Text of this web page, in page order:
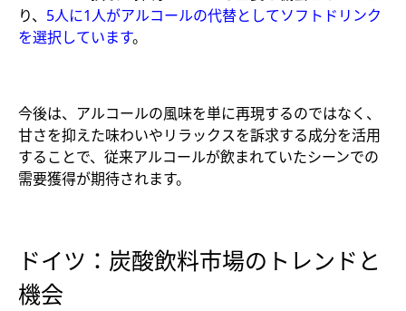
り、 5人に1人がアルコールの代替としてソフトドリンク
を選択しています。
今後は、アルコールの風味を単に再現するのではなく、
甘さを抑えた味わいやリラックスを訴求する成分を活用
することで、従来アルコールが飲まれていたシーンでの
需要獲得が期待されます。
ドイツ：炭酸飲料市場のトレンドと
機会